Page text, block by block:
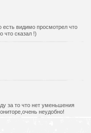
есть видимо просмотрел что
что сказал !)
за то что нет уменьшения
неудобно!